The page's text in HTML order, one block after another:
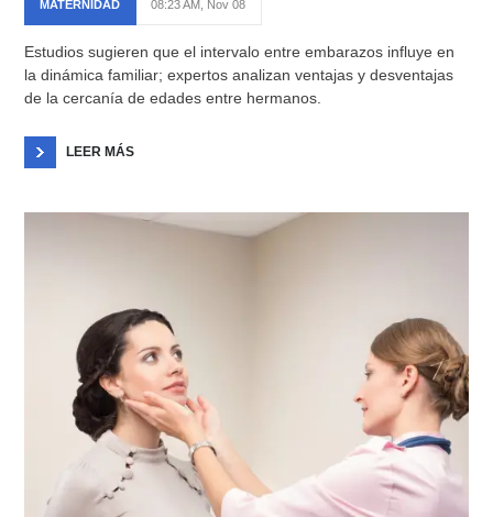
MATERNIDAD 08:23 AM, Nov 08
Estudios sugieren que el intervalo entre embarazos influye en
la dinámica familiar; expertos analizan ventajas y desventajas
de la cercanía de edades entre hermanos.
LEER MÁS